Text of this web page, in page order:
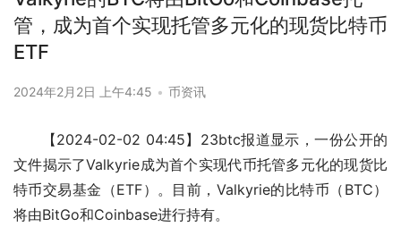
管，成为首个实现托管多元化的现货比特币
ETF
2024年2月2日 上午4:45 • 币资讯
【2024-02-02 04:45】23btc报道显示，一份公开的
文件揭示了Valkyrie成为首个实现代币托管多元化的现货比
特币交易基金（ETF）。目前，Valkyrie的比特币（BTC）
将由BitGo和Coinbase进行持有。